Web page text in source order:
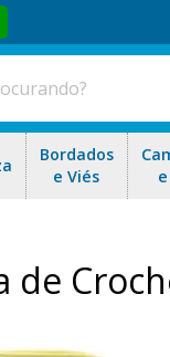
Bordados
e Viés
de